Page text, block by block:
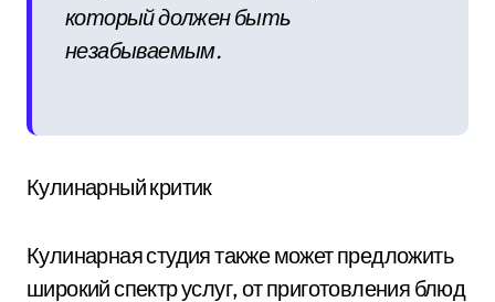
который должен быть
незабываемым.
Кулинарный критик
Кулинарная студия также может предложить
широкий спектр услуг, от приготовления блюд